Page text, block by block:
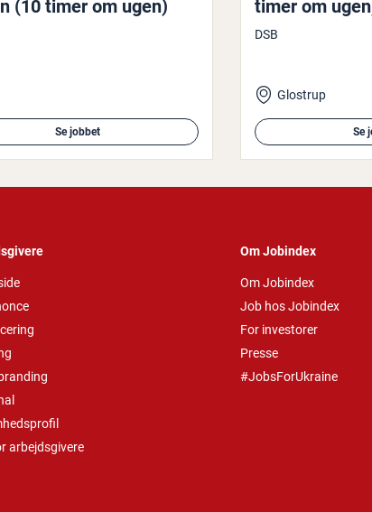
(10 timer om ugen)
Se jobbet
timer om
DSB
Glostrup
Se
arbejdsgivere
Om Jobindex
Om Jobindex
Job hos Jobindex
For investorer
Presse
#JobsForUkraine